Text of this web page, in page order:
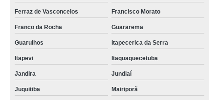
Ferraz de Vasconcelos Francisco Morato
Franco da Rocha Guararema
Guarulhos Itapecerica da Serra
Itapevi Itaquaquecetuba
Jandira Jundiaí
Juquitiba Mairiporã